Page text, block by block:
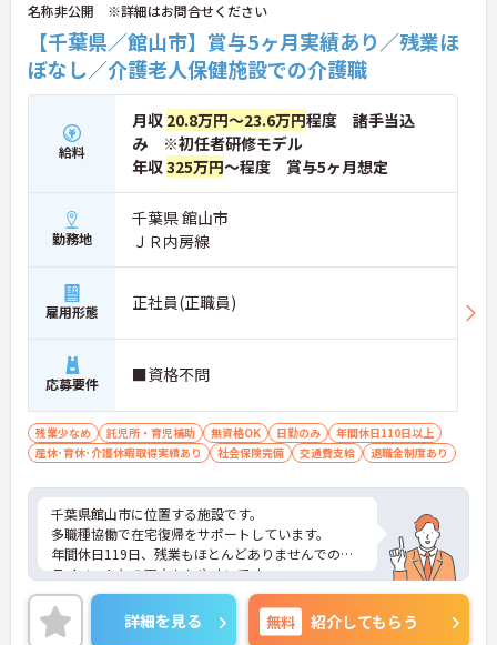
名称非公開 ※詳細はお問合せください
【千葉県／館山市】賞与5ヶ月実績あり／残業ほ
ぼなし／介護老人保健施設での介護職
給料
月収 20.8万円～23.6万円程度 諸手当込
み ※初任者研修モデル
年収325万円～程度 賞与5ヶ月想定
勤務地
千葉県 館山市
ＪＲ内房線
雇用形態 正社員(正職員)
応募要件 ■資格不問
残業少なめ 託児所・育児補助 無資格OK 日勤のみ
年間休日110日以上
産休･育休･介護休暇取得実績あり
社会保険完備 交通費支給 退職金制度あり
千葉県館山市に位置する施設です。
多職種協働で在宅復帰をサポートしています。
年間休日119日、残業もほとんどありませんでのプ
ライベートとの両立もしやすいです。
ご興味ある方には、面接対策ポイントなど、さらに
詳細をお話しいたしますのでお気軽にご相談くださ
い！
詳細を見る 無料 紹介してもらう